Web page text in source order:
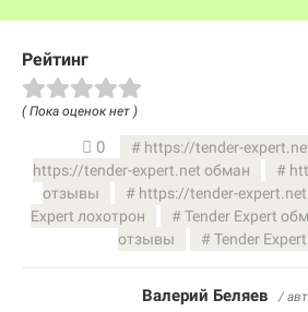
Рейтинг
( Пока оценок нет )
0
https://tender-
https://tender-expert.net обман
отзывы
https://tender-
Expert лохотрон
Tender Expert
отзывы
Tender
Валерий Беляев /